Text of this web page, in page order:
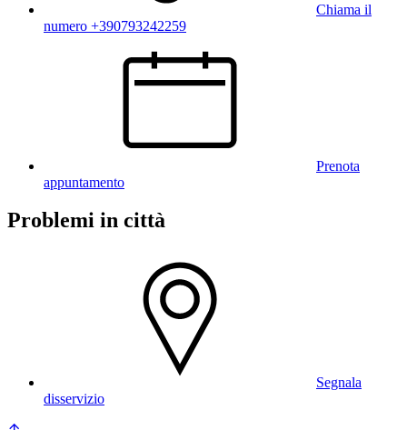
Chiama il
numero +390793242259
Prenota
appuntamento
Problemi in città
Segnala
disservizio